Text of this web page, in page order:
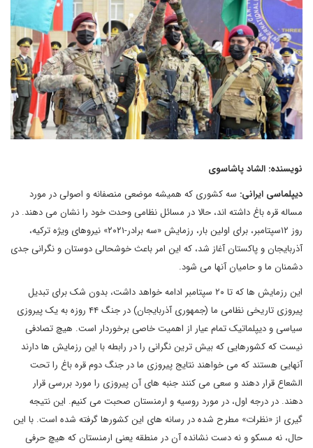
نویسنده: الشاد پاشاسوی
دیپلماسی ایرانی: سه کشوری که همیشه موضعی منصفانه و اصولی در مورد
مساله قره باغ داشته اند، حالا در مسائل نظامی وحدت خود را نشان می دهند. در
روز ۱۲سپتامبر، برای اولین بار، رزمایش «سه برادر-۲۰۲۱» نیروهای ویژه ترکیه،
آذربایجان و پاکستان آغاز شد، که این امر باعث خوشحالی دوستان و نگرانی جدی
دشمنان ما و حامیان آنها می شود.
این رزمایش ها که تا ۲۰ سپتامبر ادامه خواهد داشت، بدون شک برای تبدیل
پیروزی تاریخی نظامی ما (جمهوری آذربایجان) در جنگ ۴۴ روزه به یک پیروزی
سیاسی و دیپلماتیک تمام عیار از اهمیت خاصی برخوردار است. هیچ تصادفی
نیست که کشورهایی که بیش ترین نگرانی را در رابطه با این رزمایش ها دارند
آنهایی هستند که می خواهند نتایج پیروزی ما در جنگ دوم قره باغ را تحت
الشعاع قرار دهند و سعی می کنند جنبه های آن پیروزی را مورد بررسی قرار
دهند. در درجه اول، در مورد روسیه و ارمنستان صحبت می کنیم. این نتیجه
گیری از «نظرات» مطرح شده در رسانه های این کشورها گرفته شده است. با این
حال، نه مسکو و نه دست نشانده آن در منطقه یعنی ارمنستان که هیچ حرفی